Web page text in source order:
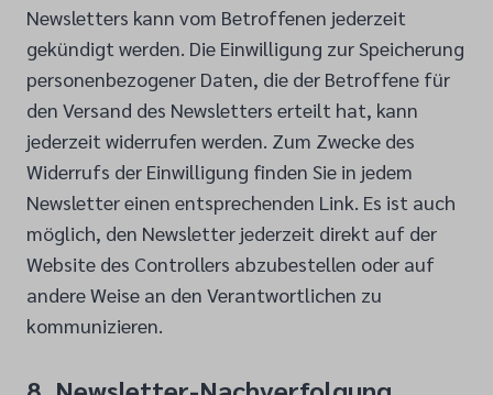
Newsletters kann vom Betroffenen jederzeit
gekündigt werden. Die Einwilligung zur Speicherung
personenbezogener Daten, die der Betroffene für
den Versand des Newsletters erteilt hat, kann
jederzeit widerrufen werden. Zum Zwecke des
Widerrufs der Einwilligung finden Sie in jedem
Newsletter einen entsprechenden Link. Es ist auch
möglich, den Newsletter jederzeit direkt auf der
Website des Controllers abzubestellen oder auf
andere Weise an den Verantwortlichen zu
kommunizieren.